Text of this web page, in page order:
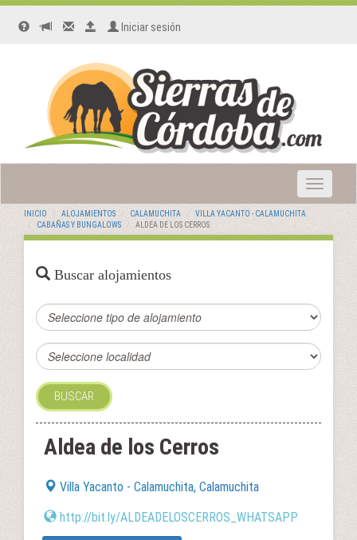
Iniciar sesión
Toggle
INICIO ALOJAMIENTOS CALAMUCHITA
VILLA YACANTO - CALAMUCHITA
CABAÑAS Y BUNGALOWS
ALDEA DE LOS CERROS
Buscar alojamientos
BUSCAR
Aldea de los Cerros
Villa Yacanto - Calamuchita, Calamuchita
http://bit.ly/ALDEADELOSCERROS_WHATSAPP